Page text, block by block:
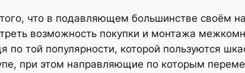
что в подавляющем большинстве своём
возможность покупки и монтажа
по той популярности, которой пользуются
при этом направляющие по которым